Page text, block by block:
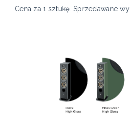
Cena za 1 sztukę. Sprzedawane